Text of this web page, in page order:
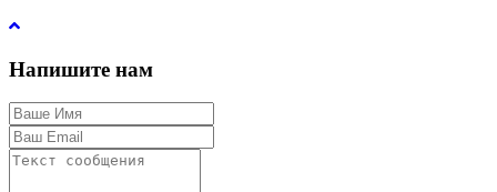
Напишите нам